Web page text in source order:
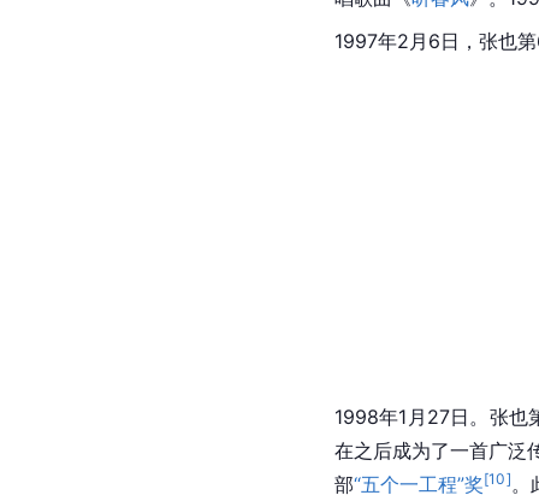
1997年2月6日，张也
1998年1月27日。张也
在之后成为了一首广泛
部“五个一工程”奖[10] 。